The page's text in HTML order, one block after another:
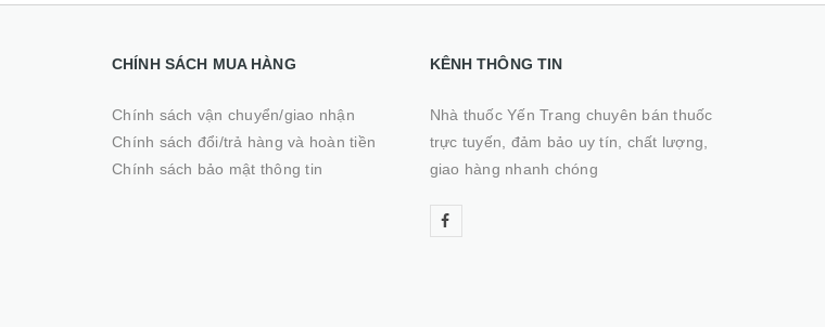
CHÍNH SÁCH MUA HÀNG
Chính sách vận chuyển/giao nhận
Chính sách đổi/trả hàng và hoàn tiền
Chính sách bảo mật thông tin
KÊNH THÔNG TIN
Nhà thuốc Yến Trang chuyên bán thuốc
trực tuyến, đảm bảo uy tín, chất lượng,
giao hàng nhanh chóng